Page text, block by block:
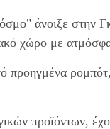
άνοιξε στην
χώρο με
προηγμένα
προϊόντων,